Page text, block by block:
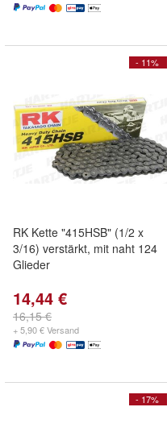
- 11%
RK Kette "415HSB" (1/2 x
3/16) verstärkt, mit naht 124
Glieder
14,44 €
16,15 €
+ 5,90 € Versand
- 17%